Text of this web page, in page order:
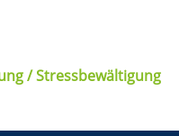
/ Stressbewältigung